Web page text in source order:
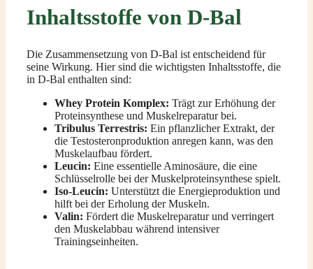
Inhaltsstoffe von D-Bal
Die Zusammensetzung von D-Bal ist entscheidend für
seine Wirkung. Hier sind die wichtigsten Inhaltsstoffe, die
in D-Bal enthalten sind:
Whey Protein Komplex: Trägt zur Erhöhung der
Proteinsynthese und Muskelreparatur bei.
Tribulus Terrestris: Ein pflanzlicher Extrakt, der
die Testosteronproduktion anregen kann, was den
Muskelaufbau fördert.
Leucin: Eine essentielle Aminosäure, die eine
Schlüsselrolle bei der Muskelproteinsynthese spielt.
Iso-Leucin: Unterstützt die Energieproduktion und
hilft bei der Erholung der Muskeln.
Valin: Fördert die Muskelreparatur und verringert
den Muskelabbau während intensiver
Trainingseinheiten.